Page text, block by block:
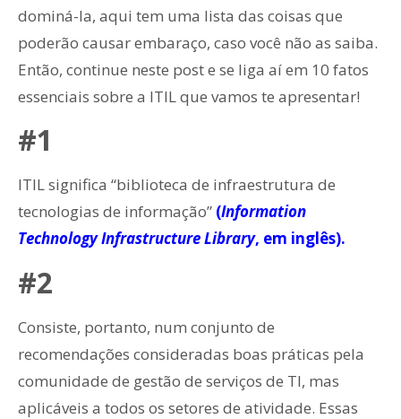
dominá-la, aqui tem uma lista das coisas que
poderão causar embaraço, caso você não as saiba.
Então, continue neste post e se liga aí em 10 fatos
essenciais sobre a ITIL que vamos te apresentar!
#1
ITIL significa “biblioteca de infraestrutura de
tecnologias de informação” (Information
Technology Infrastructure Library, em inglês).
#2
Consiste, portanto, num conjunto de
recomendações consideradas boas práticas pela
comunidade de gestão de serviços de TI, mas
aplicáveis a todos os setores de atividade. Essas